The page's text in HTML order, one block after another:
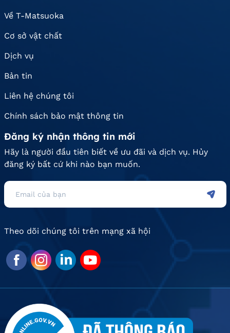
Về T-Matsuoka
Cơ sở vật chất
Dịch vụ
Bản tin
Liên hệ chúng tôi
Chính sách bảo mật thông tin
Đăng ký nhận thông tin mới
Hãy là người đầu tiên biết về ưu đãi và dịch vụ. Hủy
đăng ký bất cứ khi nào bạn muốn.
Theo dõi chúng tôi trên mạng xã hội